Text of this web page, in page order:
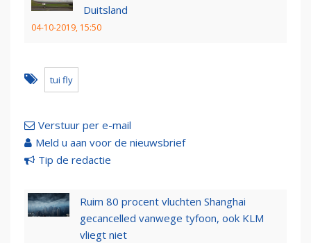
Duitsland
04-10-2019, 15:50
tui fly
Verstuur per e-mail
Meld u aan voor de nieuwsbrief
Tip de redactie
Ruim 80 procent vluchten Shanghai
gecancelled vanwege tyfoon, ook KLM
vliegt niet